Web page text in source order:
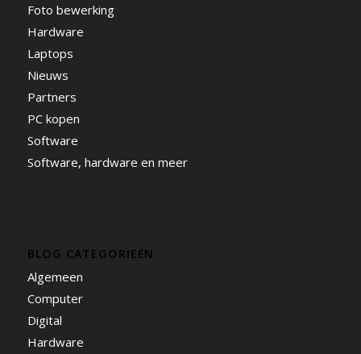
Foto bewerking
Hardware
Laptops
Nieuws
Partners
PC kopen
Software
Software, hardware en meer
BLOG CATEGORIEËN
Algemeen
Computer
Digital
Hardware